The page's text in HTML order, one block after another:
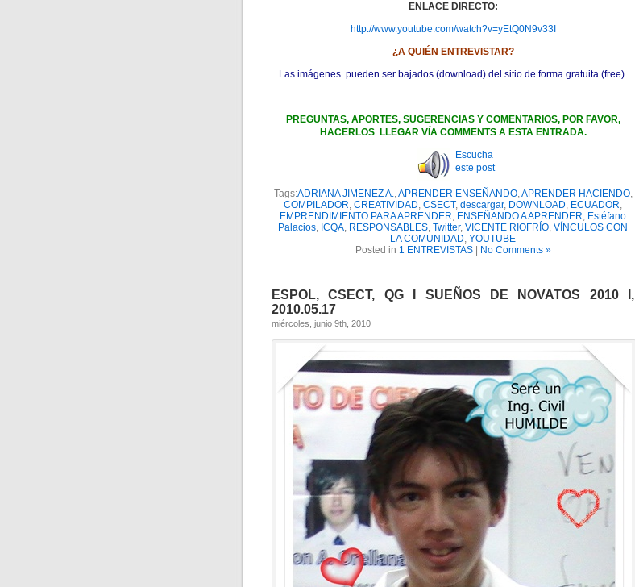
ENLACE DIRECTO:
http://www.youtube.com/watch?v=yEtQ0N9v33I
¿A QUIÉN ENTREVISTAR?
Las imágenes pueden ser bajados (download) del sitio de forma gratuita (free).
PREGUNTAS, APORTES, SUGERENCIAS Y COMENTARIOS, POR FAVOR,
HACERLOS LLEGAR VÍA COMMENTS A ESTA ENTRADA.
Escucha
este post
Tags:ADRIANA JIMENEZ A.,APRENDER ENSEÑANDO,APRENDER HACIENDO,
COMPILADOR, CREATIVIDAD, CSECT, descargar, DOWNLOAD, ECUADOR,
EMPRENDIMIENTO PARA APRENDER, ENSEÑANDO A APRENDER, Estéfano
Palacios, ICQA, RESPONSABLES, Twitter, VICENTE RIOFRÍO, VÍNCULOS CON
LA COMUNIDAD, YOUTUBE
Posted in 1 ENTREVISTAS| No Comments »
ESPOL, CSECT, QG I SUEÑOS DE NOVATOS 2010 I,
2010.05.17
miércoles, junio 9th, 2010